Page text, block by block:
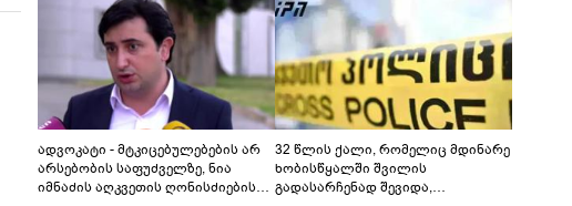
01:26
ბათუმში, სისტემატურად ამზადებდნენ
ცნობილი ბრენდების ფალსიფიცირებულ
ვისკისა და სხვა ალკოჰოლურ სასმელებს - რა
დეტალებს ასაჯაროებს ფინანსთა
სამინისტროს საგამოძიებო სამსახური?
00:45
2008 წლის რუსეთ-საქართველოს ომიდან 18
წელი გავიდა
ადვოკატი - მტკიცებულებების არ
არსებობის საფუძველზე, ნია
იმნაძის აღკვეთის ღონისძიების
32 წლის ქალი, რომელიც მდინარე
ხობისწყალში შვილის
გადასარჩენად შევიდა,